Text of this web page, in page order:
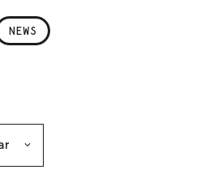
NEWS